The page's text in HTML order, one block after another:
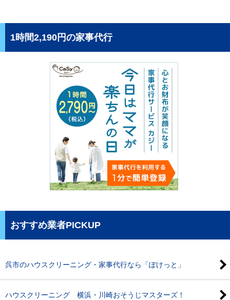
1時間2,190円の家事代行
おすすめ業者PICKUP
呉市のハウスクリーニング・家事代行なら「ぽけっと」
ハウスクリーニング 横浜・川崎おそうじマスターズ！